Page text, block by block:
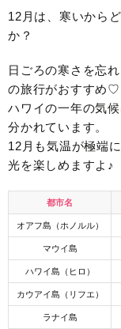
12月は、寒いから
か？
日ごろの寒さを忘
の旅行がおすすめ♡
ハワイの一年の気
分かれています。
12月も気温が極端
光を楽しめますよ♪
都市名
オアフ島（ホノルル）
マウイ島
ハワイ島（ヒロ）
カウアイ島（リフエ）
ラナイ島